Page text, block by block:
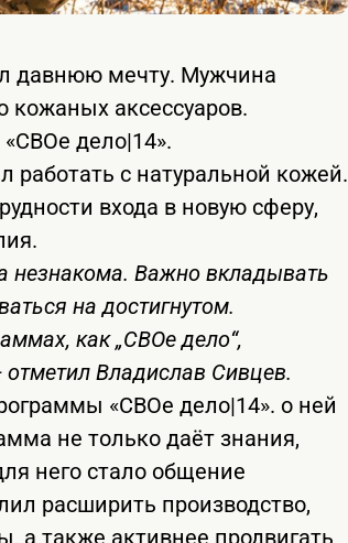
давнюю мечту. Мужчина
кожаных аксессуаров.
дело|14».
с натуральной кожей.
входа в новую сферу,
незнакома. Важно вкладывать
на достигнутом.
как „СВОе дело“,
Владислав Сивцев.
«СВОе дело|14». о ней
не только даёт знания,
него стало общение
расширить производство,